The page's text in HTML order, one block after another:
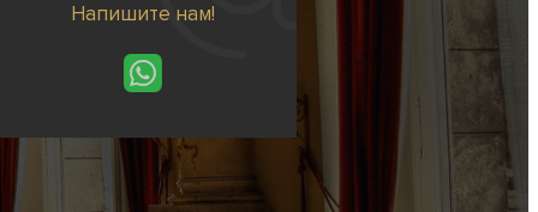
Напишите нам!